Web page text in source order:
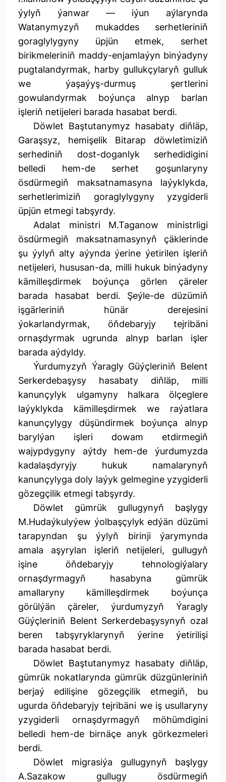
ýylyň ýanwar — iýun aýlarynda
Watanymyzyň mukaddes serhetleriniň
goraglylygyny üpjün etmek, serhet
birikmeleriniň maddy-enjamlaýyn binýadyny
pugtalandyrmak, harby gullukçylaryň gulluk
we ýaşaýyş-durmuş şertlerini
gowulandyrmak boýunça alnyp barlan
işleriň netijeleri barada hasabat berdi.
Döwlet Baştutanymyz hasabaty diňläp,
Garaşsyz, hemişelik Bitarap döwletimiziň
serhediniň dost-doganlyk serhedidigini
belledi hem-de serhet goşunlaryny
ösdürmegiň maksatnamasyna laýyklykda,
serhetlerimiziň goraglylygyny yzygiderli
üpjün etmegi tabşyrdy.
Adalat ministri M.Taganow ministrligi
ösdürmegiň maksatnamasynyň çäklerinde
şu ýylyň alty aýynda ýerine ýetirilen işleriň
netijeleri, hususan-da, milli hukuk binýadyny
kämilleşdirmek boýunça görlen çäreler
barada hasabat berdi. Şeýle-de düzümiň
işgärleriniň hünär derejesini
ýokarlandyrmak, öňdebaryjy tejribäni
ornaşdyrmak ugrunda alnyp barlan işler
barada aýdyldy.
Ýurdumyzyň Ýaragly Güýçleriniň Belent
Serkerdebaşysy hasabaty diňläp, milli
kanunçylyk ulgamyny halkara ölçeglere
laýyklykda kämilleşdirmek we raýatlara
kanunçylygy düşündirmek boýunça alnyp
barylýan işleri dowam etdirmegiň
wajypdygyny aýtdy hem-de ýurdumyzda
kadalaşdyryjy hukuk namalarynyň
kanunçylyga doly laýyk gelmegine yzygiderli
gözegçilik etmegi tabşyrdy.
Döwlet gümrük gullugynyň başlygy
M.Hudaýkulyýew ýolbaşçylyk edýän düzümi
tarapyndan şu ýylyň birinji ýarymynda
amala aşyrylan işleriň netijeleri, gullugyň
işine öňdebaryjy tehnologiýalary
ornaşdyrmagyň hasabyna gümrük
amallaryny kämilleşdirmek boýunça
görülýän çäreler, ýurdumyzyň Ýaragly
Güýçleriniň Belent Serkerdebaşysynyň ozal
beren tabşyryklarynyň ýerine ýetirilişi
barada hasabat berdi.
Döwlet Baştutanymyz hasabaty diňläp,
gümrük nokatlarynda gümrük düzgünleriniň
berjaý edilişine gözegçilik etmegiň, bu
ugurda öňdebaryjy tejribäni we iş usullaryny
yzygiderli ornaşdyrmagyň möhümdigini
belledi hem-de birnäçe anyk görkezmeleri
berdi.
Döwlet migrasiýa gullugynyň başlygy
A.Sazakow gullugy ösdürmegiň